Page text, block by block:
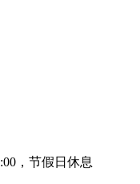
，节假日休息